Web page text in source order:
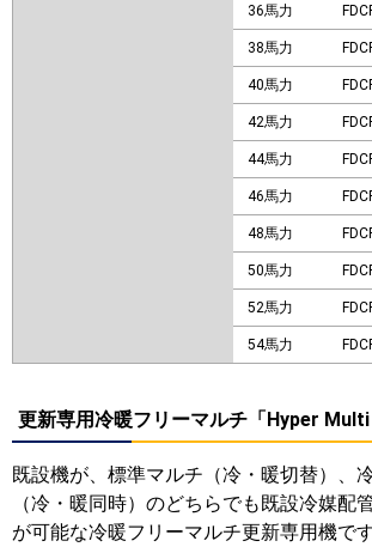
36馬力
38馬力
40馬力
42馬力
44馬力
46馬力
48馬力
50馬力
52馬力
54馬力
更新専用冷暖フリーマルチ「Hyper
既設機が、標準マルチ（冷・暖切替）、
（冷・暖同時）のどちらでも既設冷媒配
が可能な冷暖フリーマルチ更新専用機です